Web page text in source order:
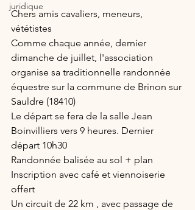
juridique
Chers amis cavaliers, meneurs,
vététistes
Comme chaque année, dernier
dimanche de juillet, l'association
organise sa traditionnelle randonnée
équestre sur la commune de Brinon sur
Sauldre (18410)
Le départ se fera de la salle Jean
Boinvilliers vers 9 heures. Dernier
départ 10h30
Randonnée balisée au sol + plan
Inscription avec café et viennoiserie
offert
Un circuit de 22 km , avec passage de